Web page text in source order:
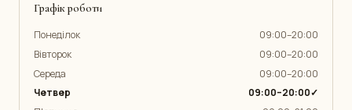
Графік роботи
Понеділок
09:00–20:00
Вівторок
09:00–20:00
Середа
09:00–20:00
Четвер
09:00–20:00✓